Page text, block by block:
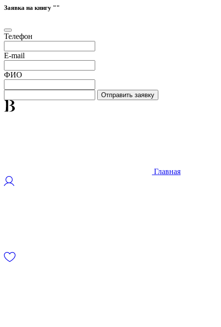
Заявка на книгу ""
Телефон
E-mail
ФИО
Отправить заявку
Главная